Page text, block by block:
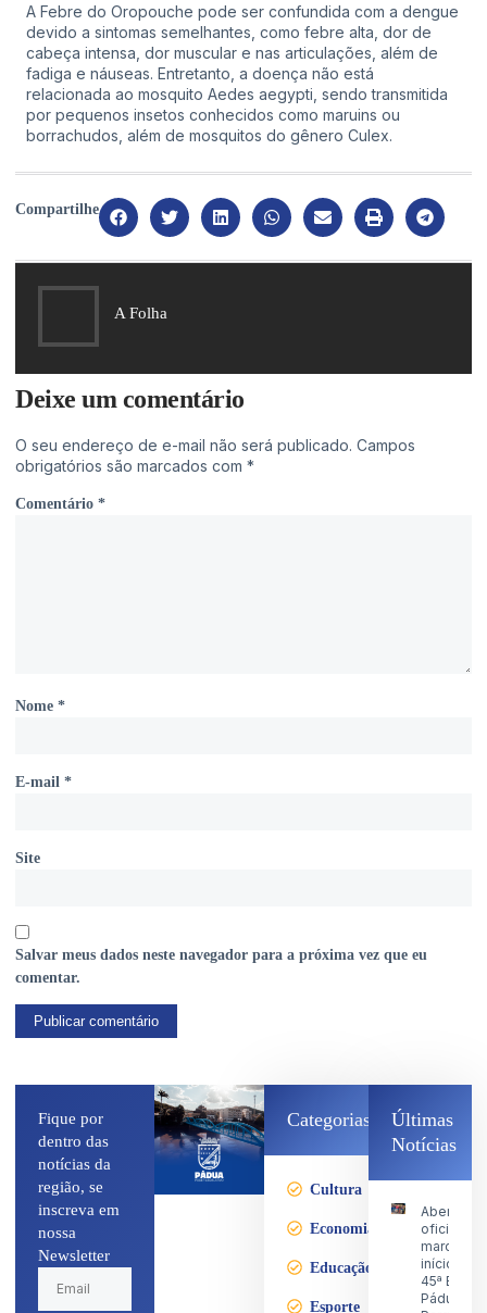
A Febre do Oropouche pode ser confundida com a dengue
devido a sintomas semelhantes, como febre alta, dor de
cabeça intensa, dor muscular e nas articulações, além de
fadiga e náuseas. Entretanto, a doença não está
relacionada ao mosquito Aedes aegypti, sendo transmitida
por pequenos insetos conhecidos como maruins ou
borrachudos, além de mosquitos do gênero Culex.
Compartilhe
A Folha
Deixe um comentário
O seu endereço de e-mail não será publicado. Campos
obrigatórios são marcados com *
Comentário *
Nome *
E-mail *
Site
Salvar meus dados neste navegador para a próxima vez que eu
comentar.
Fique por
dentro das
notícias da
região, se
inscreva em
nossa
Newsletter
Categorias
Cultura
Economia
Educação
Esporte
Últimas
Notícias
Abertura
oficial
marca o
início da
45ª Expo
Pádua no